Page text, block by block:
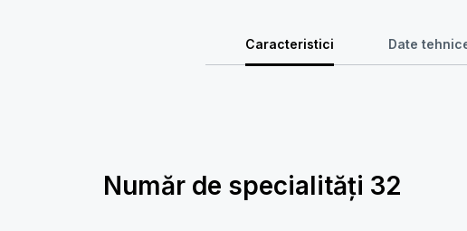
Caracteristici Date
Număr de specialități 32